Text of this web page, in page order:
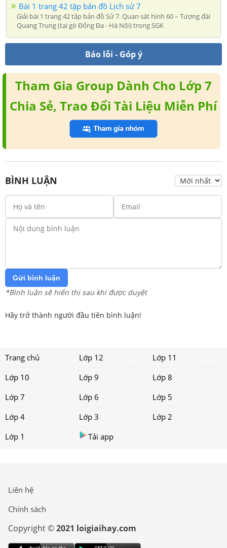
Bài 1 trang 42 tập bản đồ Lịch sử 7
Giải bài 1 trang 42 tập bản đồ Sử 7. Quan sát hình 60 – Tượng đài
Quang Trung (tại gò Đống Đa - Hà Nội) trong SGK
Báo lỗi - Góp ý
Tham Gia Group Dành Cho Lớp 7
Chia Sẻ, Trao Đổi Tài Liệu Miễn Phí
BÌNH LUẬN
Gửi bình luận
*Bình luận sẽ hiển thị sau khi được duyệt
Hãy trở thành người đầu tiên bình luận!
Trang chủ Lớp 12
Lớp 11
Lớp 10
Lớp 9
Lớp 8
Lớp 7
Lớp 6
Lớp 5
Lớp 4
Lớp 3
Lớp 2
Lớp 1
Tải app
Liên hệ
Chính sách
Copyright ©2021 loigiaihay.com